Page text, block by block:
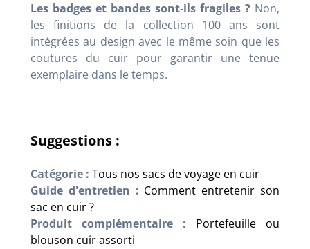
Les badges et bandes sont-ils fragiles ? Non,
les finitions de la collection 100 ans sont
intégrées au design avec le même soin que les
coutures du cuir pour garantir une tenue
exemplaire dans le temps.
Suggestions :
Catégorie : Tous nos sacs de voyage en cuir
Guide d'entretien : Comment entretenir son
sac en cuir ?
Produit complémentaire :
Portefeuille ou
blouson cuir assorti